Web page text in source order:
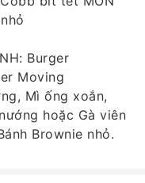
Burger
Moving
Mì ống xoắn,
hoặc Gà viên
Brownie nhỏ.